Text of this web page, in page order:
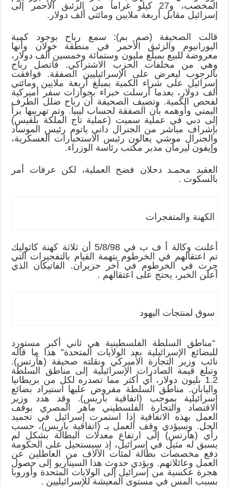
المخصب، و27 كيلو غراماً من الزئبق الأحمر إلى
إسرائيل مقابل أربعة ملايين ومائتي ألف دولار.
قالت الصحيفة (صم بم): سمع رباح بوجود كمية
اليورانيوم والزئبق الأحمر في منطقة خولان وأنها
معروضة للبيع بمبلغ مليون وستمائة وخمسين ألف دولار،
وهي من مخلفات الحزب الاشتراكي. فاتصل رباح
بالرجوب ليعرض على الإسرائيليين الصفقة. فوافقت
إسرائيل على شراء الكمية بمبلغ أربعة ملايين ومائتي
ألف دولار، بعدما أرسلت خبراء بجوازات سفر أميركية
لفحص الكمية. وتضيف الصحيفة أن رباح ضلل الطرف
اليمني وأوهمه بأن الصفقة لحساب ليبيا. وتم تهريبها براً
إلى دبي في عملية سميت (عملية تاج الملكة بلقيس)
بإشراف مباشر من الجنرال داني ياتوم رئيس الموساد
والجنرال موشي يعالون رئيس الاستخبارات العسكرية،
وإيفون ليرمان مدير مكتب رئاسة الوزراء.
العقيد محمـد دحلان فضح العملية، لكن عرفات أمر
بالسكوت .
الكهنة والمتفجرات
أعلنت وكالة أ ف ب في 5/8/98 أن ثلاثة كهنة كاثوليك
تم اعتقالهم في الخرطوم بتهمة القيام بالتفجيرات التي
جرت في الخرطوم في آخر حزيران. الفاتيكان الذي
أعلن الخبر، يحتج على اعتقالهم .
سوق لمنتجات اليهود
“مناطق السلطة الفلسطينية هي ثاني أكبر مستورد
للبضائع الإسرائيلية بعد الولايات المتحدة” هذا ما قاله
نائب وزير التجارة الأميركي ونقلته صحيفة (هآرتس).
وتبلغ قيمة الصادرات الإسرائيلية إلى مناطق السلطة
1.2 بليون دولار، أي أكثر مما تصدره لكل من بريطانيا
واليابان. مناطق السلطة مفروض عليها استيراد بضائع
إسرائيلية بموجب (اتفاقية باريس). وقد هدد وزير
الاقتصاد والتجارة الفلسطيني ماهر المصري بوقف
العمل بهذه الاتفاقية إذا استمرت إسرائيل في تجميد
الحل. وسيؤدي وقف العمل بـ (اتفاقية باريس)، حسب
رأي (هآرتس) إلى ارتفاع معدلات البطالة بشكل لم
يسبق له مثيل في إسرائيل، إذ سيستحيل على الحكومة
دفع مخصصات بطالة لمئات الآلاف من العاطلين عن
العمل وعائلاتهم. ويؤدي حدوث هذا السيناريو إلى حصول
هجرة عكسية من إسرائيل إلى الولايات المتحدة وأوروبا
بسبب المس في مستوى المعيشة للإسرائيليين .